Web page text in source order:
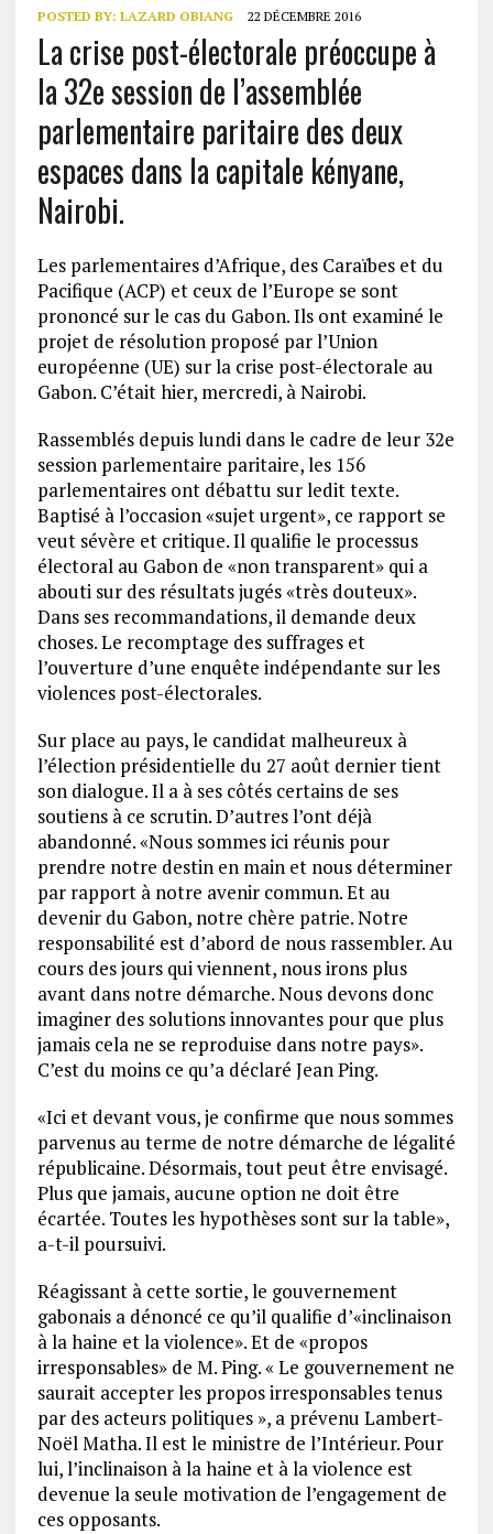
POSTED BY: LAZARD OBIANG 22 DÉCEMBRE 2016
La crise post-électorale préoccupe à
la 32e session de l’assemblée
parlementaire paritaire des deux
espaces dans la capitale kényane,
Nairobi.
Les parlementaires d’Afrique, des Caraïbes et du
Pacifique (ACP) et ceux de l’Europe se sont
prononcé sur le cas du Gabon. Ils ont examiné le
projet de résolution proposé par l’Union
européenne (UE) sur la crise post-électorale au
Gabon. C’était hier, mercredi, à Nairobi.
Rassemblés depuis lundi dans le cadre de leur 32e
session parlementaire paritaire, les 156
parlementaires ont débattu sur ledit texte.
Baptisé à l’occasion «sujet urgent», ce rapport se
veut sévère et critique. Il qualifie le processus
électoral au Gabon de «non transparent» qui a
abouti sur des résultats jugés «très douteux».
Dans ses recommandations, il demande deux
choses. Le recomptage des suffrages et
l’ouverture d’une enquête indépendante sur les
violences post-électorales.
Sur place au pays, le candidat malheureux à
l’élection présidentielle du 27 août dernier tient
son dialogue. Il a à ses côtés certains de ses
soutiens à ce scrutin. D’autres l’ont déjà
abandonné. «Nous sommes ici réunis pour
prendre notre destin en main et nous déterminer
par rapport à notre avenir commun. Et au
devenir du Gabon, notre chère patrie. Notre
responsabilité est d’abord de nous rassembler. Au
cours des jours qui viennent, nous irons plus
avant dans notre démarche. Nous devons donc
imaginer des solutions innovantes pour que plus
jamais cela ne se reproduise dans notre pays».
C’est du moins ce qu’a déclaré Jean Ping.
«Ici et devant vous, je confirme que nous sommes
parvenus au terme de notre démarche de légalité
républicaine. Désormais, tout peut être envisagé.
Plus que jamais, aucune option ne doit être
écartée. Toutes les hypothèses sont sur la table»,
a-t-il poursuivi.
Réagissant à cette sortie, le gouvernement
gabonais a dénoncé ce qu’il qualifie d’«inclinaison
à la haine et la violence». Et de «propos
irresponsables» de M. Ping. « Le gouvernement ne
saurait accepter les propos irresponsables tenus
par des acteurs politiques », a prévenu Lambert-
Noël Matha. Il est le ministre de l’Intérieur. Pour
lui, l’inclinaison à la haine et à la violence est
devenue la seule motivation de l’engagement de
ces opposants.